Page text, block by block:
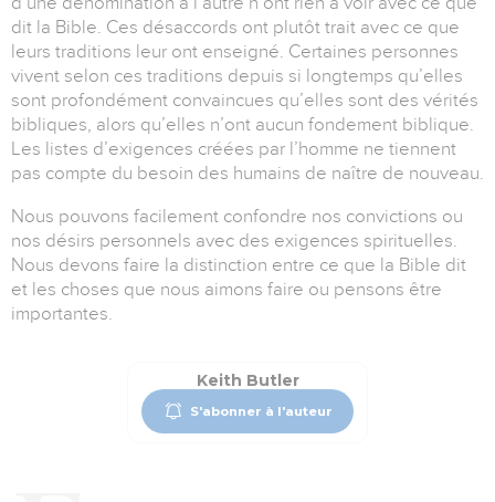
dit la Bible. Ces désaccords ont plutôt trait avec ce que
leurs traditions leur ont enseigné. Certaines personnes
vivent selon ces traditions depuis si longtemps qu’elles
sont profondément convaincues qu’elles sont des vérités
bibliques, alors qu’elles n’ont aucun fondement biblique.
Les listes d’exigences créées par l’homme ne tiennent
pas compte du besoin des humains de naître de nouveau.
Nous pouvons facilement confondre nos convictions ou
nos désirs personnels avec des exigences spirituelles.
Nous devons faire la distinction entre ce que la Bible dit
et les choses que nous aimons faire ou pensons être
importantes.
Keith Butler
S'abonner à l'auteur